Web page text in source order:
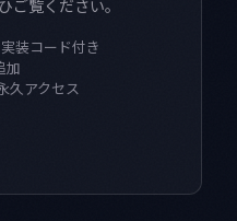
ご覧ください。
装コード付き
加
久アクセス